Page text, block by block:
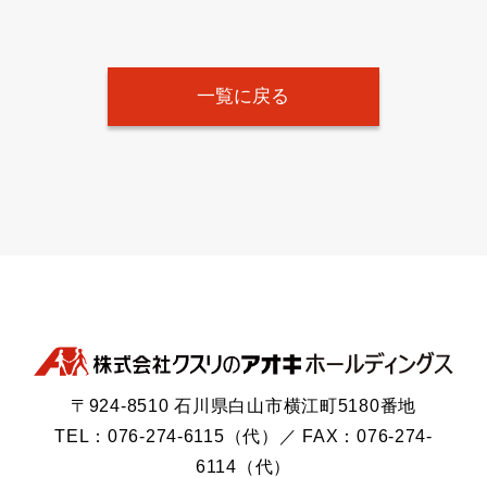
一覧に戻る
〒924-8510 石川県白山市横江町5180番地
TEL：076-274-6115（代）／ FAX：076-274-
6114（代）